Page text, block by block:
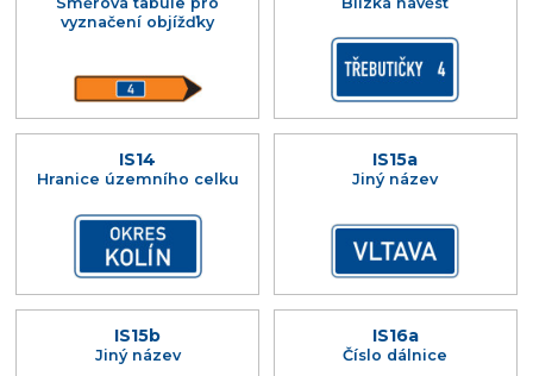
vyznačení objížďky
IS14
Hranice územního celku
IS15a
Jiný název
IS15b
Jiný název
IS16a
Číslo dálnice